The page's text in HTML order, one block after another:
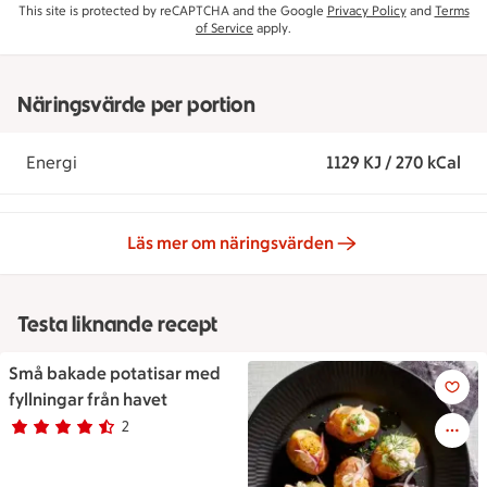
This site is protected by reCAPTCHA and the Google Privacy Policyand Terms
of Service apply.
Näringsvärde per portion
Energi 1129 KJ / 270 kCal
Läs mer om näringsvärden
Testa liknande recept
Små bakade potatisar med
fyllningar från havet
Betyg 4.5 av 5. 2
2 personer har röstat
Små bakade potatisar med